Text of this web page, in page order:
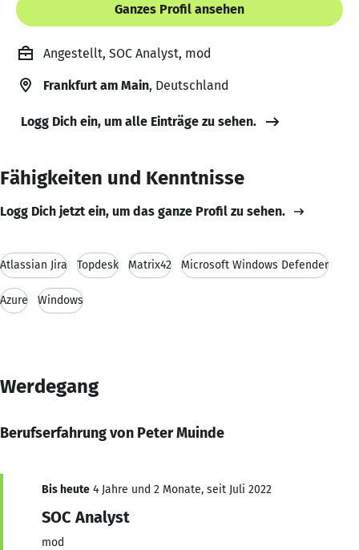
Ganzes Profil ansehen
Angestellt, SOC Analyst, mod
Frankfurt am Main, Deutschland
Logg Dich ein, um alle Einträge zu sehen.
Fähigkeiten und Kenntnisse
Logg Dich jetzt ein, um das ganze Profil zu sehen.
Atlassian Jira Topdesk Matrix42 Microsoft Windows Defender
Azure Windows
Werdegang
Berufserfahrung von Peter Muinde
Bis heute 4 Jahre und 2 Monate, seit Juli 2022
SOC Analyst
mod